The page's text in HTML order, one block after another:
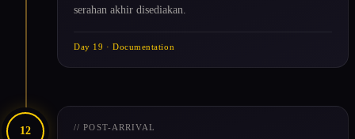
serahan akhir disediakan.
Day 19 · Documentation
12 // POST-ARRIVAL